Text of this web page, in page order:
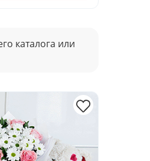
каталога или